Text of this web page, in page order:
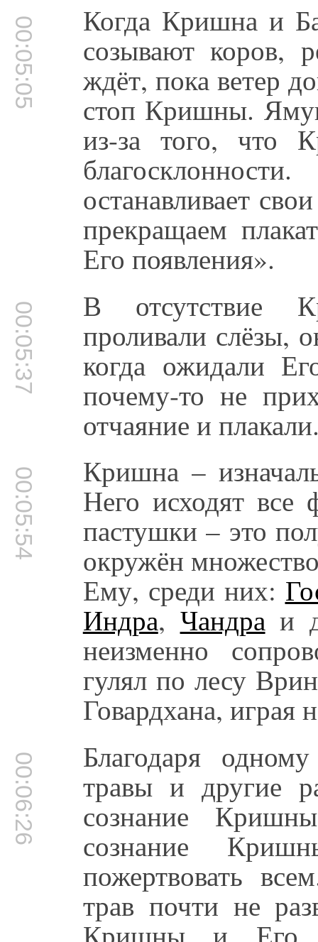
00:05:05 Когда Кришна и
созывают коров,
ждёт, пока ветер
стоп Кришны.
из-за того, что
останавливает
прекращаем
Его появления».
00:05:37 В отсутствие
проливали слёзы,
когда ожидали
почему-то не
отчаяние и
00:05:54 Кришна –
Него исходят
пастушки – это
окружён
Ему, среди них:
Индра, Чандраи
неизменно
гулял по лесу
Говардхана, играя
00:06:26 Благодаря
травы и другие
сознание
сознание
пожертвовать
трав почти не
Кришны и Его